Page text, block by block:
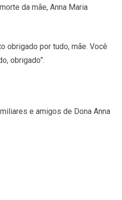
da mãe, Anna Maria
obrigado por tudo, mãe. Você
obrigado”.
e amigos de Dona Anna